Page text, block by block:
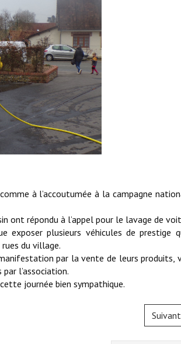
à l’accoutumée à la campagne
ont répondu à l’appel pour le lavage de
exposer plusieurs véhicules de prestige
du village.
par la vente de leurs produits,
l’association.
journée bien sympathique.
Suivant